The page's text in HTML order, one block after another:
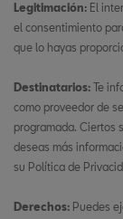
Legitimación: El
el consentimiento
que lo hayas
Destinatarios: Te
como proveedor de
programada. Ciertos
deseas más
su Política de
Derechos: Puedes